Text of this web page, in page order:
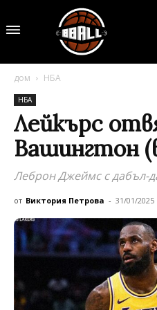
дом НБА
НБА
Лейкърс
Вашингтон
Леброн Джеймс с дабъл-
от Виктория Петрова - 31/01/2025